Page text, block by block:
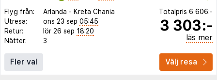
Flyg från: Arlanda - Kreta Chania
Utresa:
ons 23 sep 05:45
Retur:
lör 26 sep 18:20
Nätter:
3
Totalpris 6 606:-
3 303:-
läs mer
Fler val Välj resa